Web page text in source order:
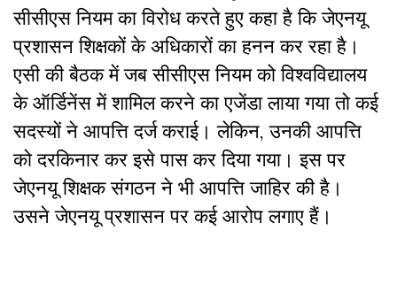
सीसीएस नियम का विरोध करते हुए कहा है कि जेएनयू
प्रशासन शिक्षकों के अधिकारों का हनन कर रहा है।
एसी की बैठक में जब सीसीएस नियम को विश्वविद्यालय
के ऑर्डिनेंस में शामिल करने का एजेंडा लाया गया तो कई
सदस्यों ने आपत्ति दर्ज कराई। लेकिन, उनकी आपत्ति
को दरकिनार कर इसे पास कर दिया गया। इस पर
जेएनयू शिक्षक संगठन ने भी आपत्ति जाहिर की है।
उसने जेएनयू प्रशासन पर कई आरोप लगाए हैं।